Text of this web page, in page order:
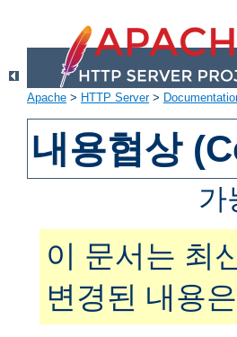
Apache > HTTP Server>
내용협상
가
이 문서는 최
변경된 내용